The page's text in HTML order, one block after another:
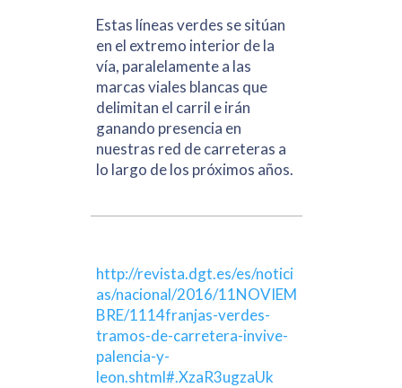
Estas líneas verdes se sitúan
en el extremo interior de la
vía, paralelamente a las
marcas viales blancas que
delimitan el carril e irán
ganando presencia en
nuestras red de carreteras a
lo largo de los próximos años.
http://revista.dgt.es/es/notici
as/nacional/2016/11NOVIEM
BRE/1114franjas-verdes-
tramos-de-carretera-invive-
palencia-y-
leon.shtml#.XzaR3ugzaUk